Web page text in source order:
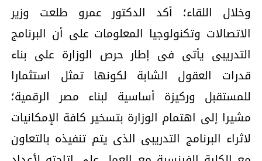
وخلال اللقاء؛ أكد الدكتور عمرو طلعت وزير
الاتصالات وتكنولوجيا المعلومات على أن البرنامج
التدريبى يأتى فى إطار حرص الوزارة على بناء
قدرات العقول الشابة لكونها تمثل استثمارا
للمستقبل وركيزة أساسية لبناء مصر الرقمية؛
مشيرا إلى اهتمام الوزارة بتسخير كافة الإمكانيات
لاثراء البرنامج التدريبى الذى يتم تنفيذه بالتعاون